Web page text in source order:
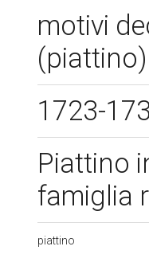
motivi
1723-
Piattino
famiglia
piattino